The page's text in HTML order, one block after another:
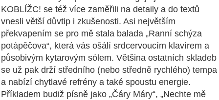
KOBLÍŽC! se též více zaměřili na detaily a do textů
vnesli větší důvtip i zkušenosti. Asi největším
překvapením se pro mě stala balada „Ranní schýza
potápěčova“, která vás ošálí srdcervoucím klavírem a
působivým kytarovým sólem. Většina ostatních skladeb
se už pak drží středního (nebo středně rychlého) tempa
a nabízí chytlavé refrény a také spoustu energie.
Příkladem budiž písně jako „Čáry Máry“, „Nechte mě